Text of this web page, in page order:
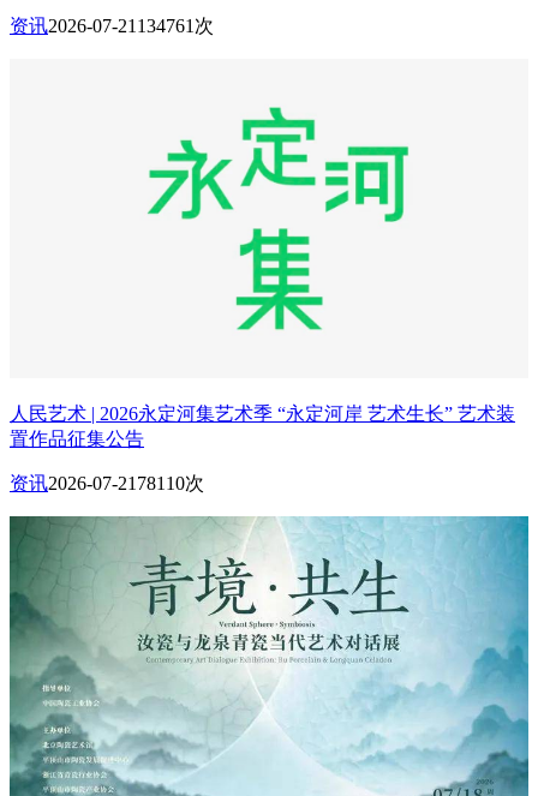
资讯2026-07-21 134761次
人民艺术 | 2026永定河集艺术季 “永定河岸 艺术生长” 艺术装
置作品征集公告
资讯2026-07-21 78110次